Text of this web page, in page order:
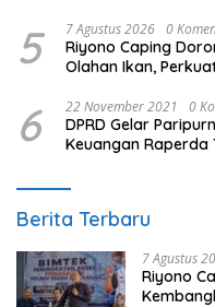
5 7 Agustus 2026 0
Riyono Caping
Olahan Ikan,
6 22 November 2021 0
DPRD Gelar
Keuangan Raperda
Berita Terbaru
7 Agustus
Riyono